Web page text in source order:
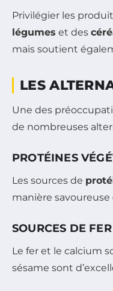
Privilégier les
légumes et des
mais soutient
LES
Une des
de nombreuses
PROTÉINES
Les sources de
manière
SOURCES DE
Le fer et le calcium
sésame sont